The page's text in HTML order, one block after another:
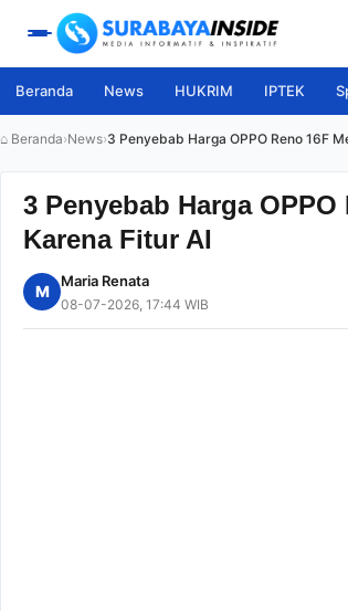
Beranda News HUKRIM IPTEK
⌂ Beranda›News›3 Penyebab Harga OPPO Reno 16F
3 Penyebab Harga
Karena Fitur AI
M
Maria Renata
08-07-2026, 17:44 WIB